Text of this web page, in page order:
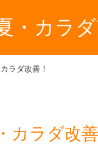
・カラダ
ラダ改善！
カラダ改善